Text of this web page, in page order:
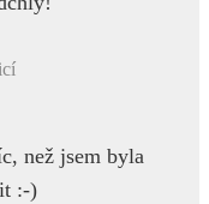
než jsem byla
:-)